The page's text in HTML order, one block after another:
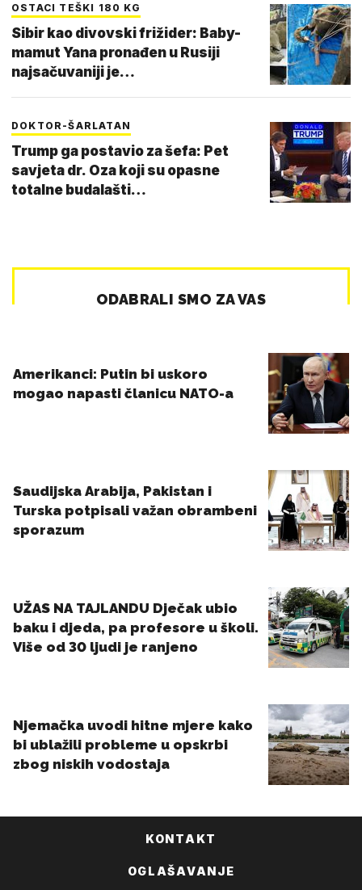
OSTACI TEŠKI 180 KG
Sibir kao divovski frižider: Baby-
mamut Yana pronađen u Rusiji
najsačuvaniji je…
DOKTOR-ŠARLATAN
Trump ga postavio za šefa: Pet
savjeta dr. Oza koji su opasne
totalne budalašti…
KONTAKT
OGLAŠAVANJE